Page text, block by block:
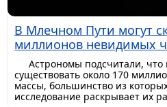
В Млечном Пути могут
миллионов невидимых
Астрономы подсчитали,
существовать около 170
массы, большинство из
исследование раскрывает их